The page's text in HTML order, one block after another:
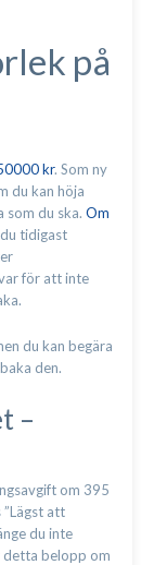
på
kr. Som ny
du kan höja
som du ska. Om
tidigast
för att inte
du kan begära
den.
–
om 395
att
du inte
detta belopp om